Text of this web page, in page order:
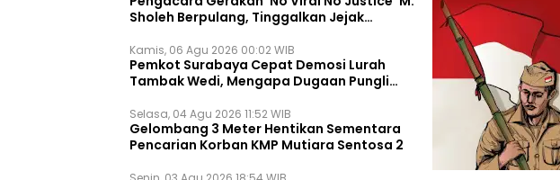
Sholeh Berpulang, Tinggalkan Jejak
Kamis, 06 Agu 2026 00:02 WIB
Pemkot Surabaya Cepat Demosi Lurah
Tambak Wedi, Mengapa Dugaan Pungli
Selasa, 04 Agu 2026 11:52 WIB
Gelombang 3 Meter Hentikan Sementara
Pencarian Korban KMP Mutiara Sentosa 2